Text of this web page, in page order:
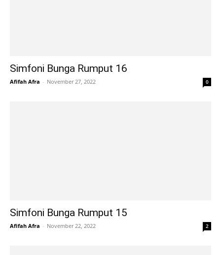
Simfoni Bunga Rumput 16
Afifah Afra - November 27, 2022 0
Simfoni Bunga Rumput 15
Afifah Afra - November 22, 2022 2